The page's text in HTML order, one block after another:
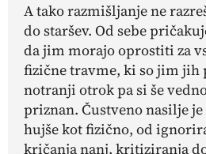
A tako razmišljanje ne
do staršev. Od sebe
da jim morajo oprostiti za
fizične travme, ki so jim
notranji otrok pa si še
priznan. Čustveno nasilje
hujše kot fizično, od
kričanja nanj, kritiziranja